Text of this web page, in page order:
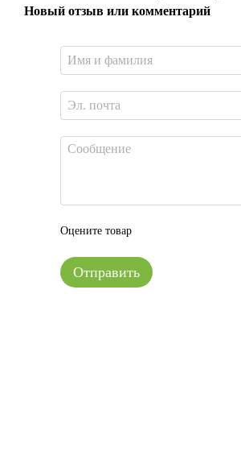
Новый отзыв или комментарий
Оцените товар
Отправить